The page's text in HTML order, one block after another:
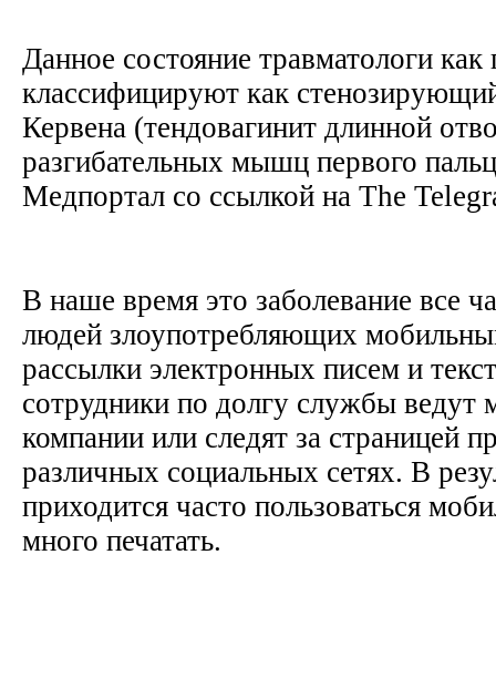
Данное состояние травматологи как
классифицируют как
Кервена (тендовагинит длинной
разгибательных мышц первого
Медпортал со ссылкой на The
В наше время это заболевание все
людей злоупотребляющих
рассылки электронных писем и
сотрудники по долгу службы ведут
компании или следят за страницей
различных социальных сетях. В
приходится часто пользоваться
много печатать.